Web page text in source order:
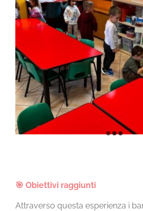
🎯 Obiettivi raggiunti
Attraverso questa esperienza i